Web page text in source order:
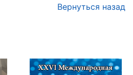
Вернуться назад